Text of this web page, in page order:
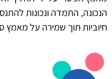
הנכונה, התמדה ונכונות
חיוביות תוך שמירה על מאמץ